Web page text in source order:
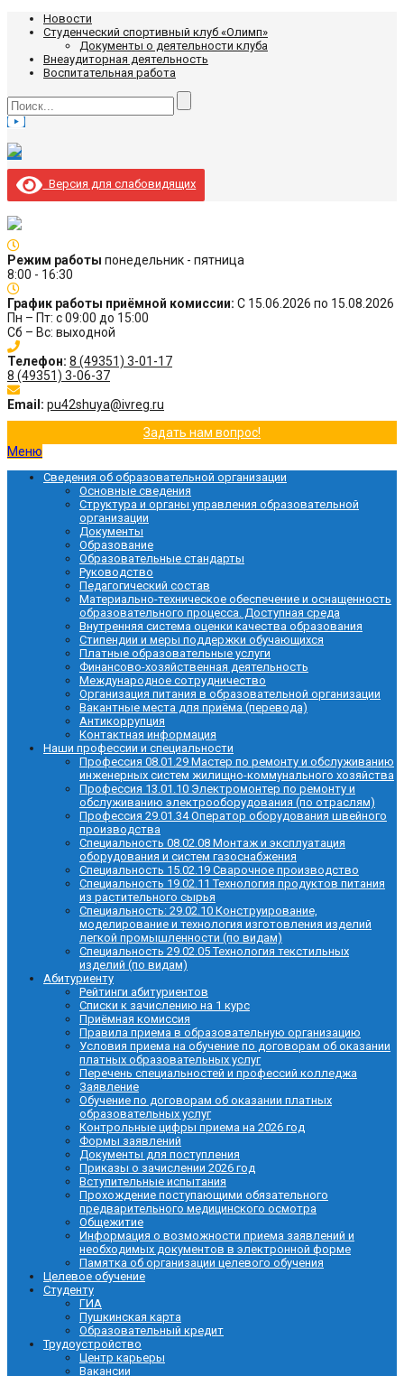
Новости
Студенческий спортивный клуб «Олимп»
Документы о деятельности клуба
Внеаудиторная деятельность
Воспитательная работа
Версия для слабовидящих
Режим работы понедельник - пятница
8:00 - 16:30
График работы приёмной комиссии: С 15.06.2026 по 15.08.2026
Пн – Пт: с 09:00 до 15:00
Сб – Вс: выходной
Телефон: 8 (49351) 3-01-17
8 (49351) 3-06-37
Email: pu42shuya@ivreg.ru
Задать нам вопрос!
Меню
Сведения об образовательной организации
Основные сведения
Структура и органы управления образовательной
организации
Документы
Образование
Образовательные стандарты
Руководство
Педагогический состав
Материально-техническое обеспечение и оснащенность
образовательного процесса. Доступная среда
Внутренняя система оценки качества образования
Стипендии и меры поддержки обучающихся
Платные образовательные услуги
Финансово-хозяйственная деятельность
Международное сотрудничество
Организация питания в образовательной организации
Вакантные места для приёма (перевода)
Антикоррупция
Контактная информация
Наши профессии и специальности
Профессия 08.01.29 Мастер по ремонту и обслуживанию
инженерных систем жилищно-коммунального хозяйства
Профессия 13.01.10 Электромонтер по ремонту и
обслуживанию электрооборудования (по отраслям)
Профессия 29.01.34 Оператор оборудования швейного
производства
Специальность 08.02.08 Монтаж и эксплуатация
оборудования и систем газоснабжения
Специальность 15.02.19 Сварочное производство
Специальность 19.02.11 Технология продуктов питания
из растительного сырья
Специальность: 29.02.10 Конструирование,
моделирование и технология изготовления изделий
легкой промышленности (по видам)
Специальность 29.02.05 Технология текстильных
изделий (по видам)
Абитуриенту
Рейтинги абитуриентов
Списки к зачислению на 1 курс
Приёмная комиссия
Правила приема в образовательную организацию
Условия приема на обучение по договорам об оказании
платных образовательных услуг
Перечень специальностей и профессий колледжа
Заявление
Обучение по договорам об оказании платных
образовательных услуг
Контрольные цифры приема на 2026 год
Формы заявлений
Документы для поступления
Приказы о зачислении 2026 год
Вступительные испытания
Прохождение поступающими обязательного
предварительного медицинского осмотра
Общежитие
Информация о возможности приема заявлений и
необходимых документов в электронной форме
Памятка об организации целевого обучения
Целевое обучение
Студенту
ГИА
Пушкинская карта
Образовательный кредит
Трудоустройство
Центр карьеры
Вакансии